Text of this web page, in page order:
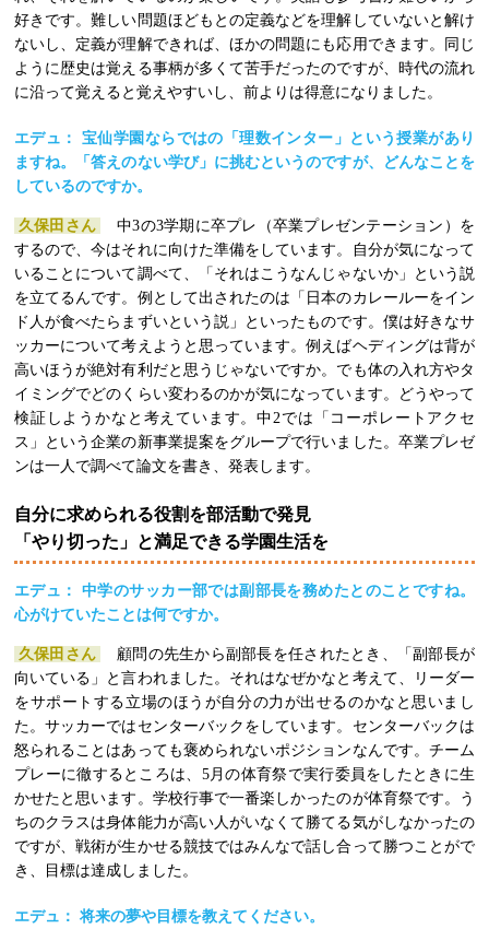
好きです。難しい問題ほどもとの定義などを理解していないと解け
ないし、定義が理解できれば、ほかの問題にも応用できます。同じ
ように歴史は覚える事柄が多くて苦手だったのですが、時代の流れ
に沿って覚えると覚えやすいし、前よりは得意になりました。
エデュ： 宝仙学園ならではの「理数インター」という授業があり
ますね。「答えのない学び」に挑むというのですが、どんなことを
しているのですか。
久保田さん
中3の3学期に卒プレ（卒業プレゼンテーション）を
するので、今はそれに向けた準備をしています。自分が気になって
いることについて調べて、「それはこうなんじゃないか」という説
を立てるんです。例として出されたのは「日本のカレールーをイン
ド人が食べたらまずいという説」といったものです。僕は好きなサ
ッカーについて考えようと思っています。例えばヘディングは背が
高いほうが絶対有利だと思うじゃないですか。でも体の入れ方やタ
イミングでどのくらい変わるのかが気になっています。どうやって
検証しようかなと考えています。中2では「コーポレートアクセ
ス」という企業の新事業提案をグループで行いました。卒業プレゼ
ンは一人で調べて論文を書き、発表します。
自分に求められる役割を部活動で発見
「やり切った」と満足できる学園生活を
エデュ： 中学のサッカー部では副部長を務めたとのことですね。
心がけていたことは何ですか。
久保田さん
顧問の先生から副部長を任されたとき、「副部長が
向いている」と言われました。それはなぜかなと考えて、リーダー
をサポートする立場のほうが自分の力が出せるのかなと思いまし
た。サッカーではセンターバックをしています。センターバックは
怒られることはあっても褒められないポジションなんです。チーム
プレーに徹するところは、5月の体育祭で実行委員をしたときに生
かせたと思います。学校行事で一番楽しかったのが体育祭です。う
ちのクラスは身体能力が高い人がいなくて勝てる気がしなかったの
ですが、戦術が生かせる競技ではみんなで話し合って勝つことがで
き、目標は達成しました。
エデュ： 将来の夢や目標を教えてください。